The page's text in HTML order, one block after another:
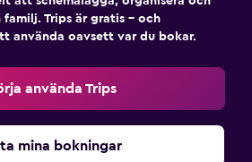
familj. Trips är gratis – och
använda oavsett var du bokar.
använda Trips
mina bokningar